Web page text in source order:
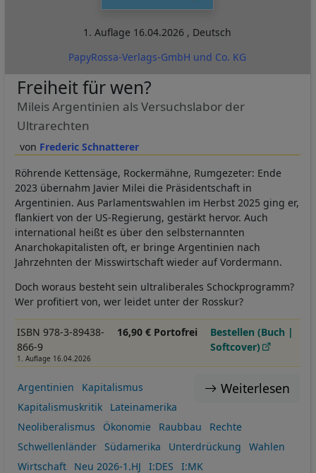
1. Auflage 16.04.2026 , Deutsch
PapyRossa-Verlags-GmbH und Co. KG
Frederic Schnatterer
Freiheit für wen?
Mileis Argentinien als Versuchslabor der
Ultrarechten
Röhrende Kettensäge, Rockermähne, Rumgezeter: Ende
2023 übernahm Javier Milei die Präsidentschaft in
Argentinien. Aus Parlamentswahlen im Herbst 2025 ging er,
flankiert von der US-Regierung, gestärkt hervor. Auch
international heißt es über den selbsternannten
Anarchokapitalisten oft, er bringe Argentinien nach
Jahrzehnten der Misswirtschaft wieder auf Vordermann.
Doch woraus besteht sein ultraliberales Schockprogramm?
Wer profitiert von, wer leidet unter der Rosskur?
ISBN 978-3-89438-
866-9
1. Auflage 16.04.2026
16,90 € Portofrei
Bestellen (Buch |
Softcover)
Weiterlesen
Argentinien
Kapitalismus
Kapitalismuskritik
Lateinamerika
Neoliberalismus
Ökonomie Raubbau
Rechte
Schwellenländer
Südamerika Unterdrückung
Wahlen
Wirtschaft
Neu 2026-1.HJ I:DES I:MK